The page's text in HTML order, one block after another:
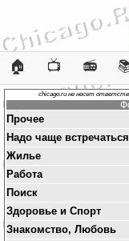
🏠 📺 📻
chicago.ru не несет
Прочее
Надо чаще встречаться
Жилье
Работа
Поиск
Здоровье и Спорт
Знакомство, Любовь